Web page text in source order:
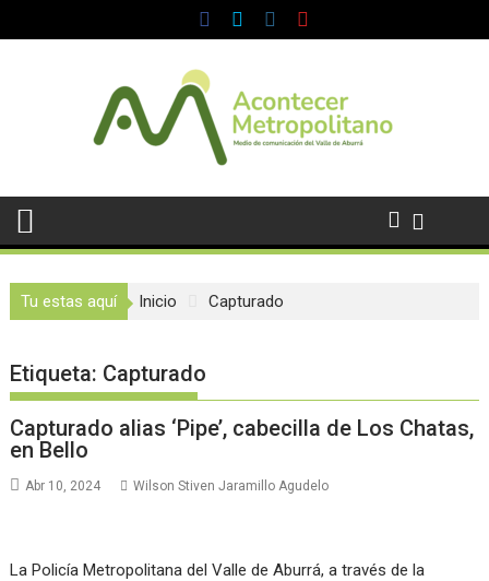
al
Tu estas aquí Inicio Capturado
Etiqueta: Capturado
Capturado alias ‘Pipe’, cabecilla de Los Chatas,
en Bello
Abr 10, 2024 Wilson Stiven Jaramillo Agudelo
La Policía Metropolitana del Valle de Aburrá, a través de la